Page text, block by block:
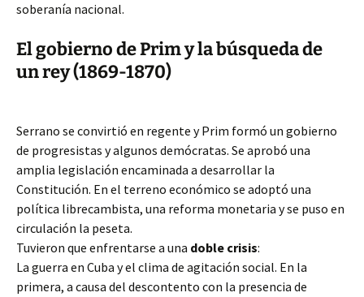
soberanía nacional.
El gobierno de Prim y la búsqueda de
un rey (1869-1870)
Serrano se convirtió en regente y Prim formó un gobierno
de progresistas y algunos demócratas. Se aprobó una
amplia legislación encaminada a desarrollar la
Constitución. En el terreno económico se adoptó una
política librecambista, una reforma monetaria y se puso en
circulación la peseta.
Tuvieron que enfrentarse a una doble crisis:
La guerra en Cuba y el clima de agitación social. En la
primera, a causa del descontento con la presencia de